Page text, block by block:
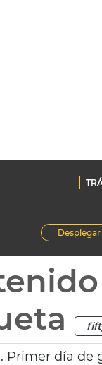
Desplegar
Primer día de